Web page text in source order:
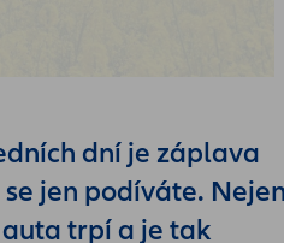
dní je záplava
jen podíváte.
trpí a je tak